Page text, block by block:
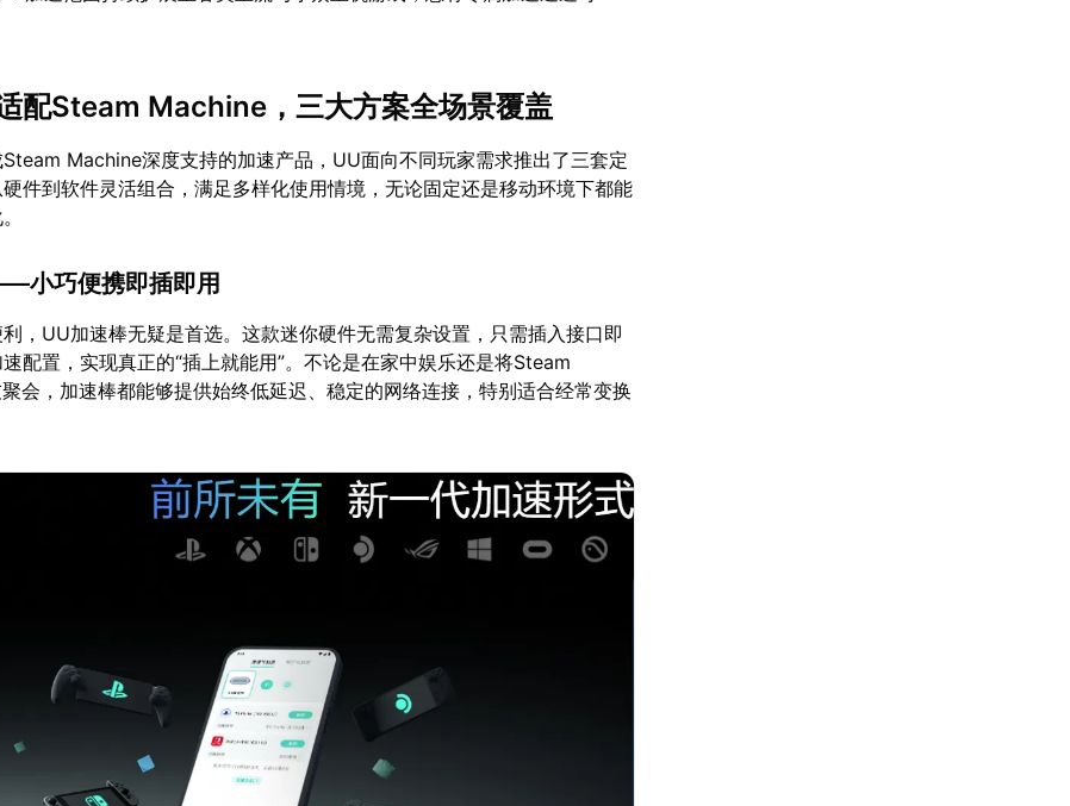
配Steam Machine，三大方案全场景覆盖
Machine深度支持的加速产品，UU面向不同玩家需求推出了三套定
件到软件灵活组合，满足多样化使用情境，无论固定还是移动环境下都能
小巧便携即插即用
，UU加速棒无疑是首选。这款迷你硬件无需复杂设置，只需插入接口即
配置，实现真正的“插上就能用”。不论是在家中娱乐还是将Steam
会，加速棒都能够提供始终低延迟、稳定的网络连接，特别适合经常变换